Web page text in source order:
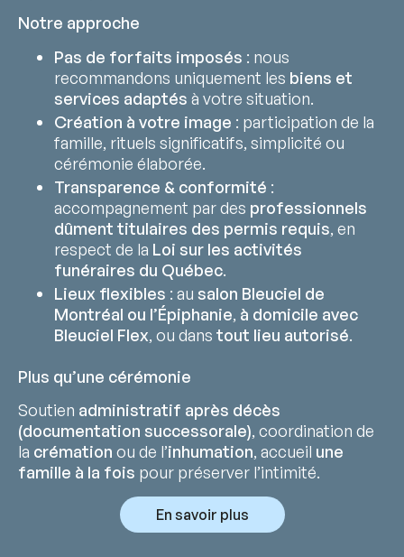
Notre approche
Pas de forfaits imposés : nous
recommandons uniquement les biens et
services adaptés à votre situation.
Création à votre image : participation de la
famille, rituels significatifs, simplicité ou
cérémonie élaborée.
Transparence & conformité :
accompagnement par des professionnels
dûment titulaires des permis requis, en
respect de la Loi sur les activités
funéraires du Québec.
Lieux flexibles : au salon Bleuciel de
Montréal ou l’Épiphanie, à domicile avec
Bleuciel Flex, ou dans tout lieu autorisé.
Plus qu’une cérémonie
Soutien administratif après décès
(documentation successorale), coordination de
la crémation ou de l’inhumation, accueil une
famille à la fois pour préserver l’intimité.
En savoir plus